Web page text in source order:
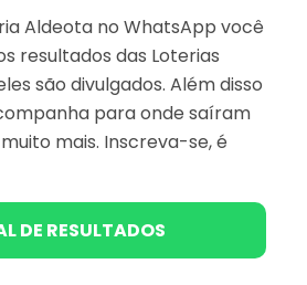
Aldeota no WhatsApp você
resultados das Loterias
são divulgados. Além disso
para onde saíram
mais. Inscreva-se, é
DE RESULTADOS